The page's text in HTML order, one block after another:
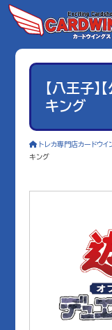
【八王子
キング
トレカ専門店カードウイ
キング